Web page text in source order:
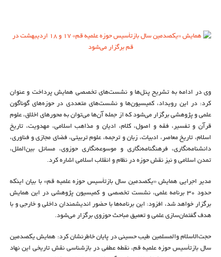
وی در ادامه به تشریح پنل‌ها و نشست‌های تخصصی همایش پرداخت و عنوان
کرد: در این رویداد، کمیسیون‌ها و نشست‌های متعددی در حوزه‌های گوناگون
علمی و پژوهشی برگزار می‌شود که از جمله آن‌ها می‌توان به محورهای اخلاق، علوم
قرآن و تفسیر، فقه و اصول، کلام، ادیان و مذاهب اسلامی، مهدویت، تاریخ
اسلام، تاریخ معاصر، ادبیات، زبان و ترجمه، علوم تربیتی، فضای مجازی و فناوری،
دانشنامه‌نگاری، فرهنگنامه‌نگاری و موسوعه‌نگاری حوزوی، مسائل بین‌الملل،
تمدن اسلامی و نیز نقش حوزه در نظام و انقلاب اسلامی اشاره کرد.
مدیر اجرایی همایش «یکصدمین سال بازتأسیس حوزه علمیه قم» با بیان اینکه
حدود ۳۰ برنامه علمی، نشست تخصصی و کمیسیون پژوهشی در این همایش
برگزار خواهد شد، افزود: این برنامه‌ها با حضور اندیشمندان داخلی و خارجی و با
هدف گفتمان‌سازی علمی و تعمیق مباحث حوزوی برگزار می‌شود.
حجت‌الاسلام والمسلمین طیب حسینی در پایان خاطرنشان کرد: همایش یکصدمین
سال بازتأسیس حوزه علمیه قم، نقطه عطفی در بازشناسی نقش تاریخی این نهاد